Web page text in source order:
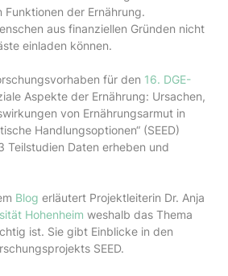
Funktionen der Ernährung.
aus finanziellen Gründen nicht
einladen können.
für den 16. DGE-
Aspekte der Ernährung: Ursachen,
von Ernährungsarmut in
Handlungsoptionen“ (SEED)
Teilstudien Daten erheben und
Blog erläutert Projektleiterin Dr. Anja
Hohenheim weshalb das Thema
ist. Sie gibt Einblicke in den
SEED.